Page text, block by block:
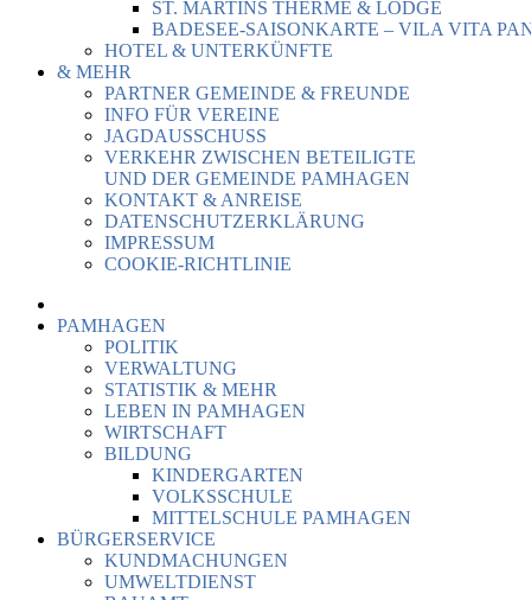
ST. MARTINS THERME & LODGE
BADESEE-SAISONKARTE – VILA VITA
HOTEL & UNTERKÜNFTE
& MEHR
PARTNER GEMEINDE & FREUNDE
INFO FÜR VEREINE
JAGDAUSSCHUSS
VERKEHR ZWISCHEN BETEILIGTE
UND DER GEMEINDE PAMHAGEN
KONTAKT & ANREISE
DATENSCHUTZERKLÄRUNG
IMPRESSUM
COOKIE-RICHTLINIE
PAMHAGEN
POLITIK
VERWALTUNG
STATISTIK & MEHR
LEBEN IN PAMHAGEN
WIRTSCHAFT
BILDUNG
KINDERGARTEN
VOLKSSCHULE
MITTELSCHULE PAMHAGEN
BÜRGERSERVICE
KUNDMACHUNGEN
UMWELTDIENST